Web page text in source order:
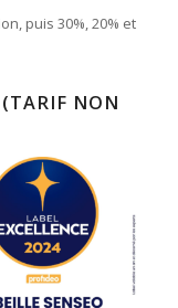
puis 30%, 20% et
NON